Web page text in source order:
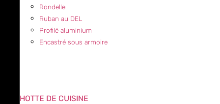
Rondelle
Ruban au DEL
Profilé aluminium
Encastré sous armoire
HOTTE DE CUISINE